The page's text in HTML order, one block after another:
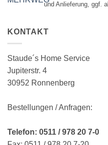
und Anlieferung, ggf.
KONTAKT
Staude´s Home Service
Jupiterstr. 4
30952 Ronnenberg
Bestellungen / Anfragen:
Telefon: 0511 / 978 20 7-0